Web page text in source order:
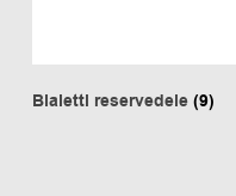
Bialetti reservedele (9)